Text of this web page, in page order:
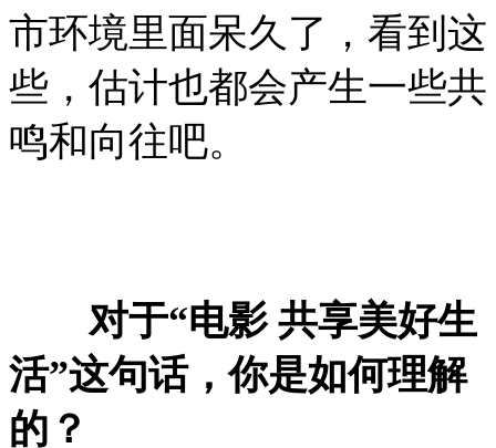
市环境里面呆久了，看到这
些，估计也都会产生一些共
鸣和向往吧。
对于“电影 共享美好生
活”这句话，你是如何理解
的？